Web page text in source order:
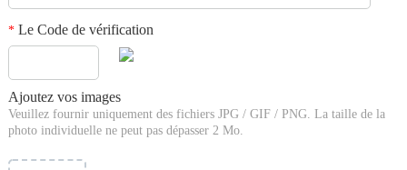
*Le Code de vérification
Ajoutez vos images
Veuillez fournir uniquement des fichiers JPG / GIF / PNG. La taille de la
photo individuelle ne peut pas dépasser 2 Mo.